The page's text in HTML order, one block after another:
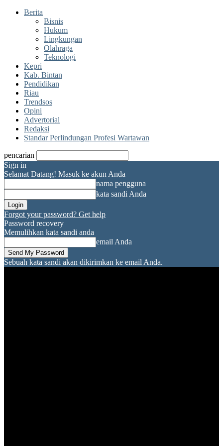
Berita
Bisnis
Hukum
Lingkungan
Olahraga
Teknologi
Kepri
Kab. Bintan
Pendidikan
Riau
Trendsos
Opini
Advertorial
Redaksi
Standar Perlindungan Profesi Wartawan
pencarian
Sign in
Selamat Datang! Masuk ke akun Anda
nama pengguna
kata sandi Anda
Forgot your password? Get help
Password recovery
Memulihkan kata sandi anda
email Anda
Sebuah kata sandi akan dikirimkan ke email Anda.